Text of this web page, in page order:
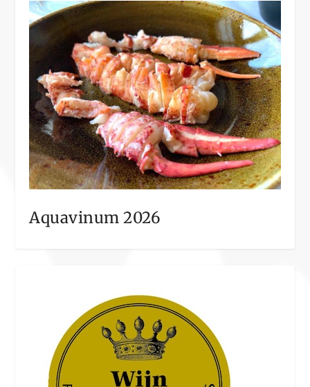
Aquavinum 2026